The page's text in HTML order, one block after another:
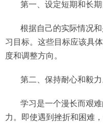
第一、设定短期和长期
根据自己的实际情况
习目标。这些目标应该具
度和调整方向。
第二、保持耐心和毅力
学习是一个漫长而艰
力。即使遇到挫折和困难